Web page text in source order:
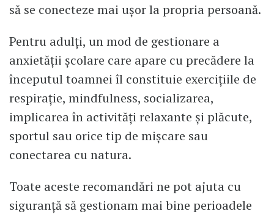
să se conecteze mai ușor la propria persoană.
Pentru adulți, un mod de gestionare a
anxietății școlare care apare cu precădere la
începutul toamnei îl constituie exercițiile de
respirație, mindfulness, socializarea,
implicarea în activități relaxante și plăcute,
sportul sau orice tip de mișcare sau
conectarea cu natura.
Toate aceste recomandări ne pot ajuta cu
siguranță să gestionam mai bine perioadele